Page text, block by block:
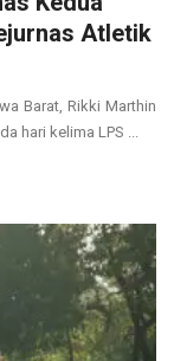
Atletik
Barat, Rikki Marthin
hari kelima LPS ...